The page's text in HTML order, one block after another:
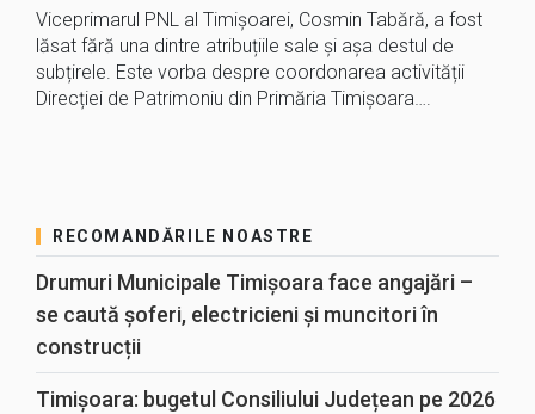
Viceprimarul PNL al Timișoarei, Cosmin Tabără, a fost
lăsat fără una dintre atribuțiile sale și așa destul de
subțirele. Este vorba despre coordonarea activității
Direcției de Patrimoniu din Primăria Timișoara….
RECOMANDĂRILE NOASTRE
Drumuri Municipale Timișoara face angajări –
se caută șoferi, electricieni și muncitori în
construcții
Timișoara: bugetul Consiliului Județean pe 2026